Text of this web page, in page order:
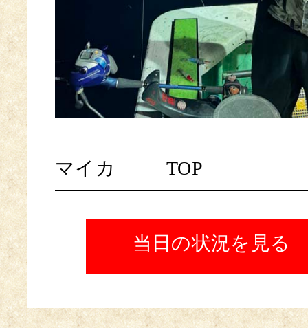
マイカ TOP
当日の状況を見る